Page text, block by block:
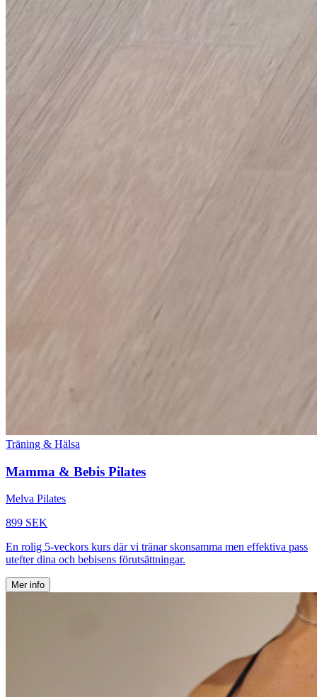
Träning & Hälsa
Mamma & Bebis Pilates
Melva Pilates
899 SEK
En rolig 5-veckors kurs där vi tränar skonsamma men effektiva pass
utefter dina och bebisens förutsättningar.
Mer info